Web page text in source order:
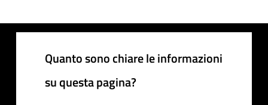
Quanto sono chiare le informazioni
su questa pagina?